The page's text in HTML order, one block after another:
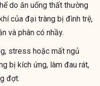
do ăn uống thất thường
của đại tràng bị đình trệ,
và phân có nhầy.
stress hoặc mất ngủ
bị kích ứng, làm đau rát,
đợt.